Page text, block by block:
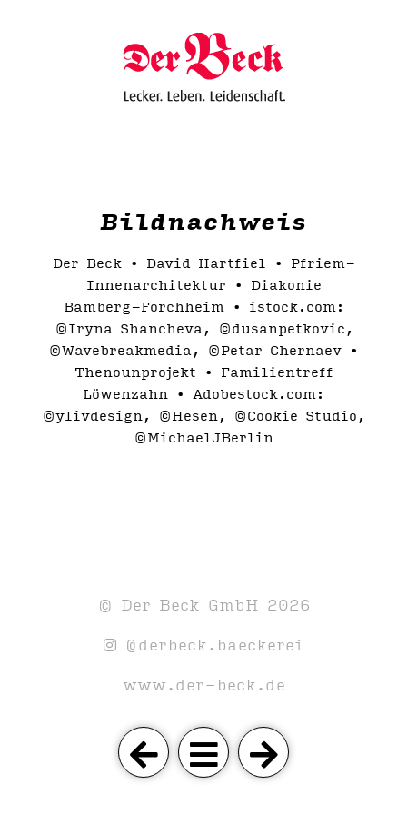
Bildnachweis
Der Beck • David Hartfiel • Pfriem-
Innenarchitektur • Diakonie
Bamberg-Forchheim • istock.com:
©Iryna Shancheva, ©dusanpetkovic,
©Wavebreakmedia, ©Petar Chernaev •
Thenounprojekt • Familientreff
Löwenzahn • Adobestock.com:
©ylivdesign, ©Hesen, ©Cookie Studio,
©MichaelJBerlin
© Der Beck GmbH 2026
@derbeck.baeckerei
www.der-beck.de